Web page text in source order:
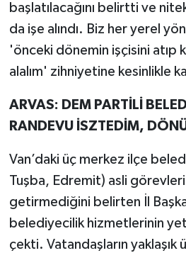
başlatılacağını belirtti ve
da işe alındı. Biz her yerel
'önceki dönemin işçisini atıp
alalım' zihniyetine kesinlikle
ARVAS: DEM PARTİLİ
RANDEVU İSZTEDİM,
Van’daki üç merkez ilçe
Tuşba, Edremit) asli
getirmediğini belirten İl
belediyecilik hizmetlerinin
çekti. Vatandaşların yaklaşık